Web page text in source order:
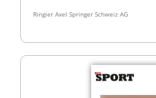
Ringier Axel Springer Schweiz AG